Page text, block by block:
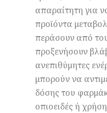
απαραίτητη για
προϊόντα
περάσουν από
προξενήσουν
ανεπιθύμητες
μπορούν να
δόσης του
οπιοειδές ή